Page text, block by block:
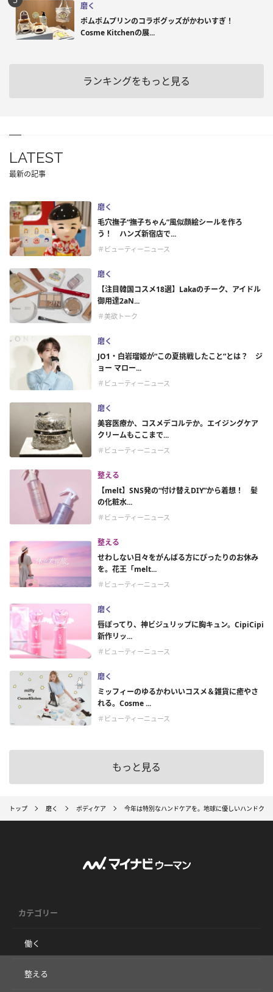
磨く
ポムポムプリンのコラボグッズがかわいすぎ！
Cosme Kitchenの展...
ランキングをもっと見る
LATEST
最新の記事
磨く
毛穴撫子“撫子ちゃん”風似顔絵シールを作ろ
う！ ハンズ新宿店で...
＃ビューティーニュース
磨く
【注目韓国コスメ18選】Lakaのチーク、アイドル
御用達2aN...
＃美欲トーク
磨く
JO1・白岩瑠姫が“この夏挑戦したこと”とは？ ジ
ョー マロー...
＃ビューティーニュース
磨く
美容医療か、コスメデコルテか。エイジングケア
クリームもここまで...
＃ビューティーニュース
整える
【melt】SNS発の“付け替えDIY”から着想！ 髪
の化粧水...
＃ビューティーニュース
整える
せわしない日々をがんばる方にぴったりのお休み
を。花王「melt...
＃ビューティーニュース
磨く
唇ぽってり、神ビジュリップに胸キュン。CipiCipi
新作リッ...
＃ビューティーニュース
磨く
ミッフィーのゆるかわいいコスメ＆雑貨に癒やさ
れる。Cosme ...
＃ビューティーニュース
もっと見る
トップ 磨く ボディケア 今年は特別なハンドケアを。地球に優しいハンドクリ
カテゴリー
働く
整える